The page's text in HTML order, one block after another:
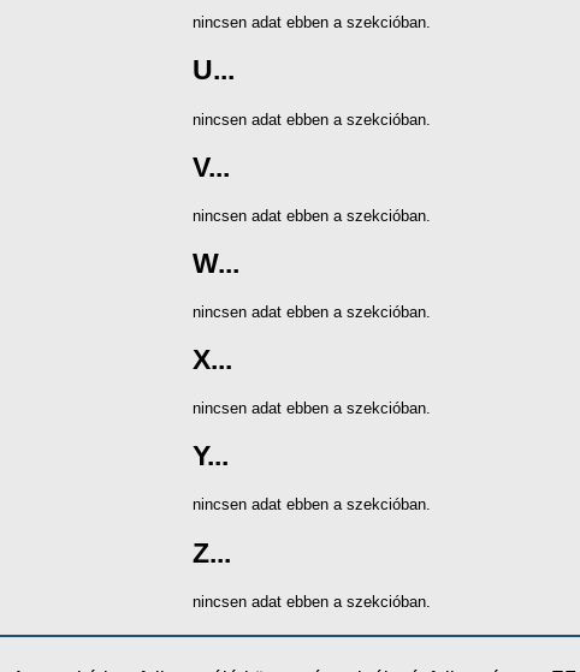
nincsen adat ebben a szekcióban.
U...
nincsen adat ebben a szekcióban.
V...
nincsen adat ebben a szekcióban.
W...
nincsen adat ebben a szekcióban.
X...
nincsen adat ebben a szekcióban.
Y...
nincsen adat ebben a szekcióban.
Z...
nincsen adat ebben a szekcióban.